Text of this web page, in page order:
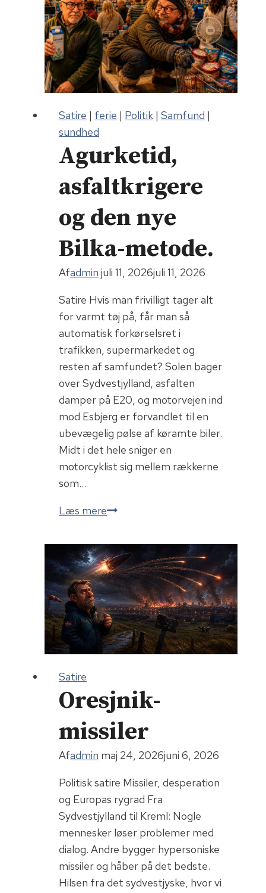
Satire | ferie | Politik | Samfund |
sundhed
Agurketid,
asfaltkrigere
og den nye
Bilka-metode.
Afadmin juli 11, 2026juli 11, 2026
Satire Hvis man frivilligt tager alt
for varmt tøj på, får man så
automatisk forkørselsret i
trafikken, supermarkedet og
resten af samfundet? Solen bager
over Sydvestjylland, asfalten
damper på E20, og motorvejen ind
mod Esbjerg er forvandlet til en
ubevægelig pølse af køramte biler.
Midt i det hele sniger en
motorcyklist sig mellem rækkerne
som…
Læs mereAgurketid,
og
den
nye
Bilka-
metode.
Satire
Oresjnik-
missiler
Afadmin maj 24, 2026juni 6, 2026
Politisk satire Missiler, desperation
og Europas rygrad Fra
Sydvestjylland til Kreml: Nogle
mennesker løser problemer med
dialog. Andre bygger hypersoniske
missiler og håber på det bedste.
Hilsen fra det sydvestjyske, hvor vi